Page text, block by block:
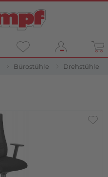
Bürostühle Drehstühle